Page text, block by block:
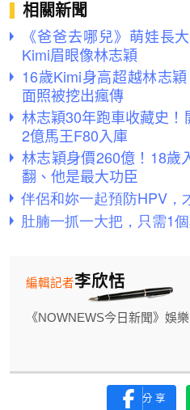
相關新聞
《爸爸去哪兒》萌娃長
Kimi眉眼像林志穎
16歲Kimi身高超越林志
面照被挖出瘋傳
林志穎30年跑車收藏史
2億馬王F80入庫
林志穎身價260億！18
翻、他是最大功臣
李欣恬
編輯記者
《NOWNEWS今日新聞》娛
分享